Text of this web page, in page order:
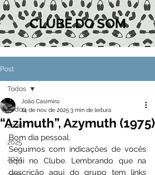
CLUBE DO SOM
Post
Todos
2026
2025
2024
Todos
“Azimuth”, Azymuth (1975)
João Casimiro
14 de nov. de 2025 3 min de leitura
Bom dia pessoal.
Seguimos com indicações de vocês
aqui no Clube. Lembrando que na
descrição aqui do grupo tem links